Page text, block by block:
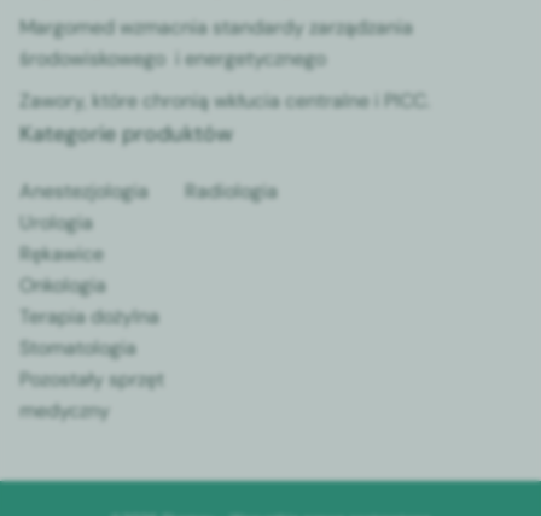
Margomed wzmacnia standardy zarządzania
środowiskowego i energetycznego
Zawory, które chronią wkłucia centralne i PICC.
Kategorie produktów
Anestezjologia
Urologia
Rękawice
Onkologia
Terapia dożylna
Stomatologia
Pozostały sprzęt
medyczny
Radiologia